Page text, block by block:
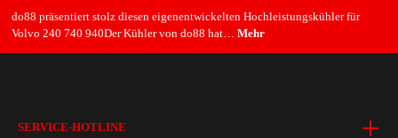
do88 präsentiert stolz diesen eigenentwickelten Hochleistungskühler für
Volvo 240 740 940Der Kühler von do88 hat… Mehr
SERVICE-HOTLINE